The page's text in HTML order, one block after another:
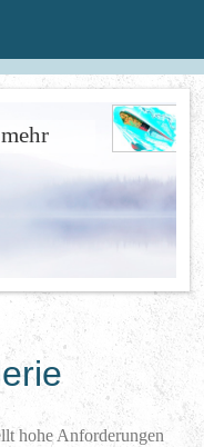
hohe Anforderungen